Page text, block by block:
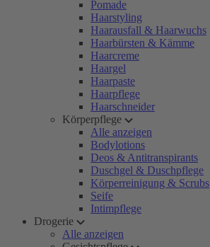
Pomade
Haarstyling
Haarausfall & Haarwuchs
Haarbürsten & Kämme
Haarcreme
Haargel
Haarpaste
Haarpflege
Haarschneider
Körperpflege
Alle anzeigen
Bodylotions
Deos & Antitranspirants
Duschgel & Duschpflege
Körperreinigung & Scrubs
Seife
Intimpflege
Drogerie
Alle anzeigen